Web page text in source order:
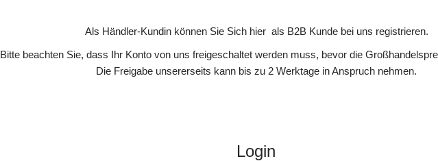
Als Händler-Kundin können Sie Sich hier als B2B Kunde bei uns registrieren.
Bitte beachten Sie, dass Ihr Konto von uns freigeschaltet werden muss, bevor die
Die Freigabe unsererseits kann bis zu 2 Werktage in Anspruch nehmen.
Login